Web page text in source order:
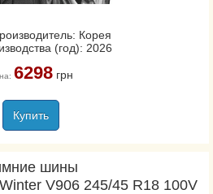
Корея
(год): 2026
6298грн
Купить
шины
V906 245/45 R18 100V